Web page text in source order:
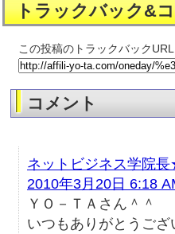
トラックバック&
この投稿のトラックバック
コメント
ネットビジネス学院
2010年3月20日 6:18
ＹＯ－ＴＡさん＾＾
いつもありがとうござ